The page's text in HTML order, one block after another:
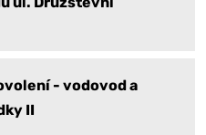
- vodovod a
II